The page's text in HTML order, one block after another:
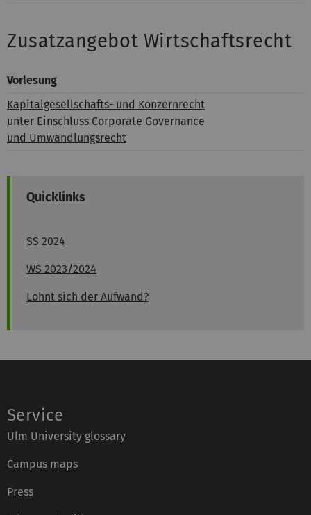
Zusatzangebot Wirtschaftsrecht
Vorlesung
Kapitalgesellschafts- und Konzernrecht
unter Einschluss Corporate Governance
und Umwandlungsrecht
Quicklinks
SS 2024
WS 2023/2024
Lohnt sich der Aufwand?
Service
Ulm University glossary
Campus maps
Press